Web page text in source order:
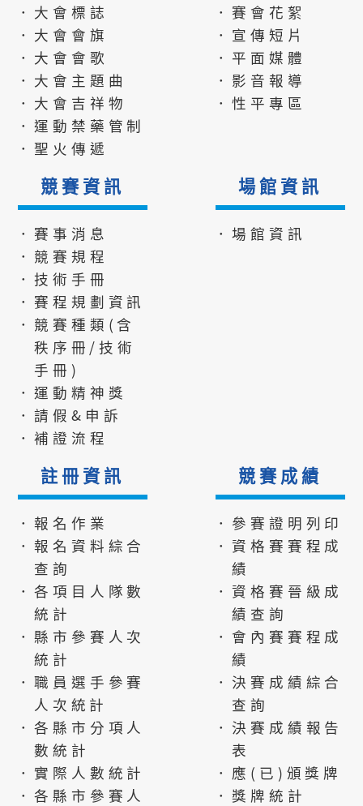
．大會標誌
．大會會旗
．大會會歌
．大會主題曲
．大會吉祥物
．運動禁藥管制
．聖火傳遞
．賽會花絮
．宣傳短片
．平面媒體
．影音報導
．性平專區
競賽資訊
．賽事消息
．競賽規程
．技術手冊
．賽程規劃資訊
．競賽種類(含
秩序冊/技術
手冊)
．運動精神獎
．請假&申訴
．補證流程
場館資訊
．場館資訊
註冊資訊
．報名作業
．報名資料綜合
查詢
．各項目人隊數
統計
．縣市參賽人次
統計
．職員選手參賽
人次統計
．各縣市分項人
數統計
．實際人數統計
．各縣市參賽人
競賽成績
．參賽證明列印
．資格賽賽程成
績
．資格賽晉級成
績查詢
．會內賽賽程成
績
．決賽成績綜合
查詢
．決賽成績報告
表
．應(已)頒獎牌
．獎牌統計